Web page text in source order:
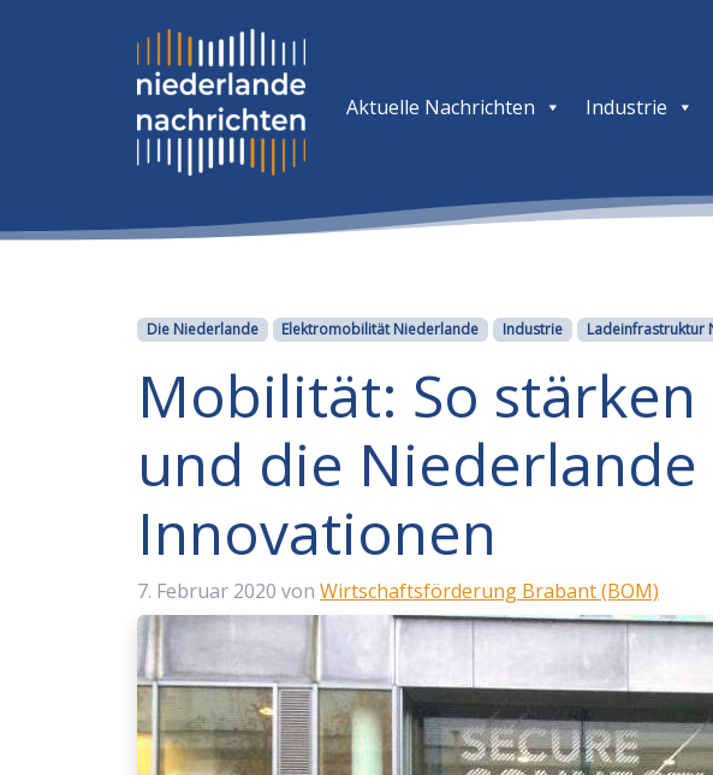
Aktuelle Nachrichten Industrie
Kategorien
Die Niederlande Elektromobilität Niederlande Industrie Ladeinfrastruktur
Mobilität: So
und die Niederlande
Innovationen
7. Februar 2020 von Wirtschaftsförderung Brabant (BOM)